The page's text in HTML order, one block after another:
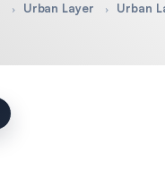
Urban Layer Urban